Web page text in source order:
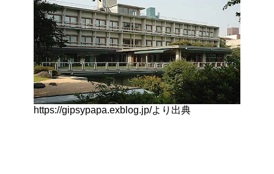
https://gipsypapa.exblog.jp/より出典